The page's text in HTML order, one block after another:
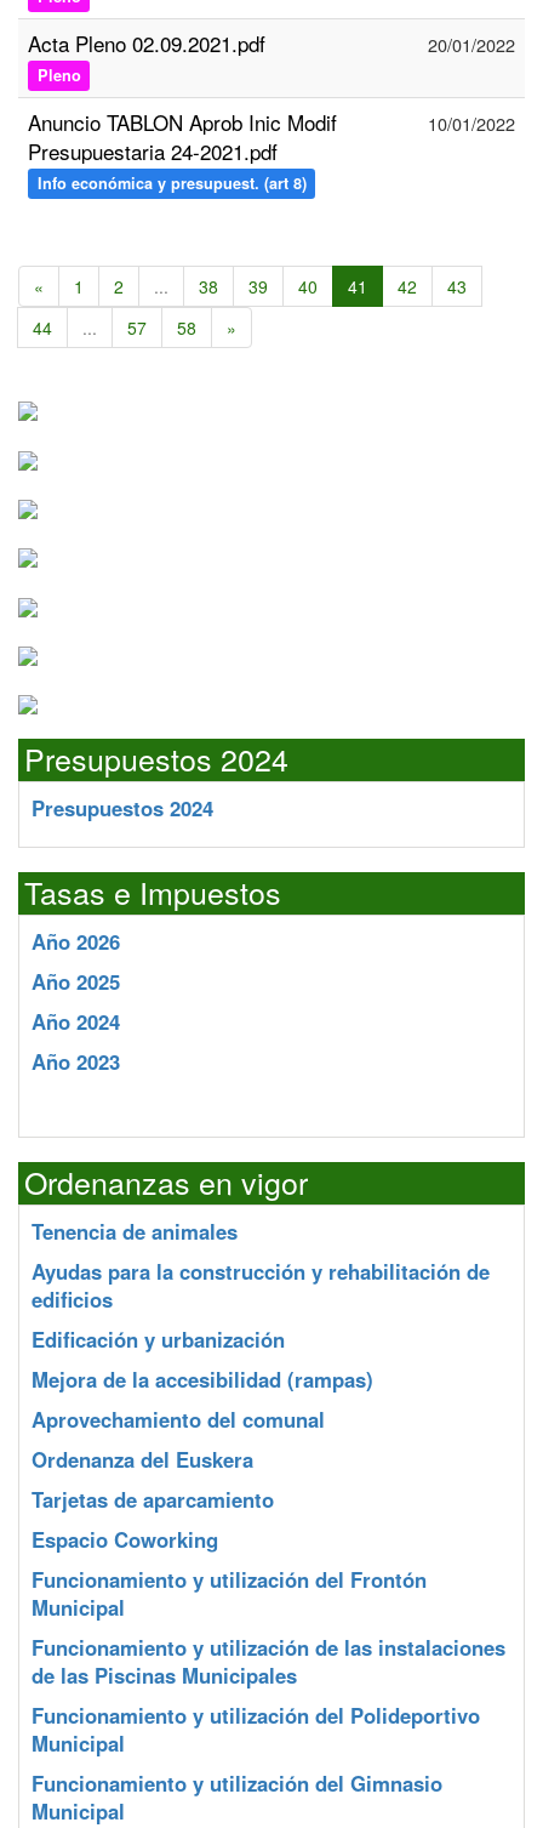
Acta Pleno 02.09.2021.pdf
Pleno
20/01/2022
Anuncio TABLON Aprob Inic Modif
Presupuestaria 24-2021.pdf
Info económica y presupuest. (art 8)
10/01/2022
« 1 2 ... 38 39 40 41 42
43
44
... 57 58 »
Presupuestos 2024
Presupuestos 2024
Tasas e Impuestos
Año 2026
Año 2025
Año 2024
Año 2023
Ordenanzas en vigor
Tenencia de animales
Ayudas para la construcción y rehabilitación de
edificios
Edificación y urbanización
Mejora de la accesibilidad (rampas)
Aprovechamiento del comunal
Ordenanza del Euskera
Tarjetas de aparcamiento
Espacio Coworking
Funcionamiento y utilización del Frontón
Municipal
Funcionamiento y utilización de las instalaciones
de las Piscinas Municipales
Funcionamiento y utilización del Polideportivo
Municipal
Funcionamiento y utilización del Gimnasio
Municipal